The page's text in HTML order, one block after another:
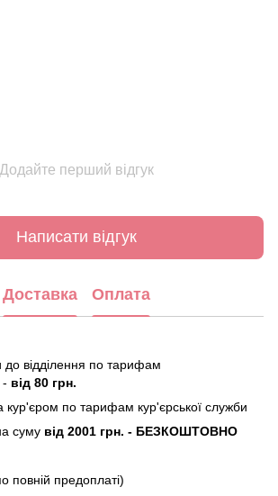
Додайте перший відгук
Написати відгук
Доставка Оплата
до відділення по тарифам
- від 80 грн.
кур'єром по тарифам кур'єрської служби
суму від 2001 грн. - БЕЗКОШТОВНО
повній предоплаті)